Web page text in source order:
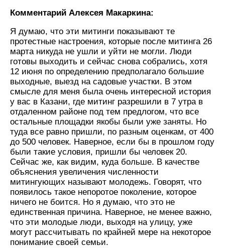
Комментарий Алексея Макаркина:
Я думаю, что эти митинги показывают те
протестные настроения, которые после митинга 26
марта никуда не ушли и уйти не могли. Люди
готовы выходить и сейчас снова собрались, хотя
12 июня по определению предполагало большие
выходные, выезд на садовые участки. В этом
смысле для меня была очень интересной история
у вас в Казани, где митинг разрешили в 7 утра в
отдаленном районе под тем предлогом, что все
остальные площадки якобы были уже заняты. Но
туда все равно пришли, по разным оценкам, от 400
до 500 человек. Наверное, если бы в прошлом году
были такие условия, пришли бы человек 20.
Сейчас же, как видим, куда больше. В качестве
объяснения увеличения численности
митингующих называют молодежь. Говорят, что
появилось такое непоротое поколение, которое
ничего не боится. Но я думаю, что это не
единственная причина. Наверное, не менее важно,
что эти молодые люди, выходя на улицу, уже
могут рассчитывать по крайней мере на некоторое
понимание своей семьи.